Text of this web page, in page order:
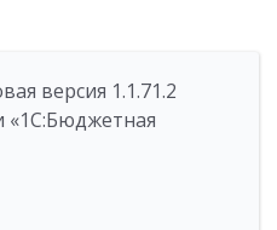
версия 1.1.71.2
«1C:Бюджетная